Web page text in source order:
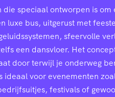
die speciaal ontworpen is
luxe bus, uitgerust met
sfeervolle
een dansvloer. Het
door terwijl je onderweg
voor evenementen
festivals of